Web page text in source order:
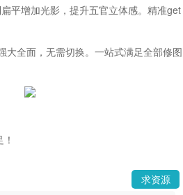
平增加光影，提升五官立体感。精准get
大全面，无需切换。一站式满足全部修图
求资源